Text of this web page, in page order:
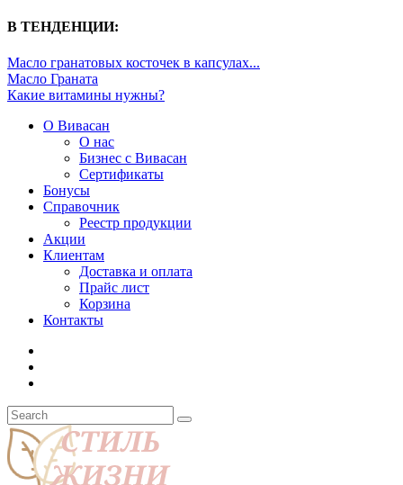
В ТЕНДЕНЦИИ:
Масло гранатовых косточек в капсулах...
Масло Граната
Какие витамины нужны?
О Вивасан
О нас
Бизнес с Вивасан
Сертификаты
Бонусы
Справочник
Реестр продукции
Акции
Клиентам
Доставка и оплата
Прайс лист
Корзина
Контакты